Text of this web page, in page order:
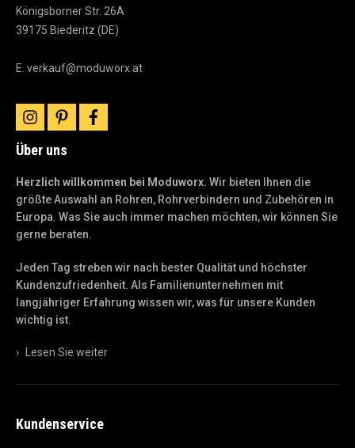
Königsborner Str. 26A
39175 Biederitz (DE)
E. verkauf@moduworx.at
instagram
pinterestfacebook
Über uns
Herzlich willkommen bei Moduworx. Wir bieten Ihnen die
größte Auswahl an Rohren, Rohrverbindern und Zubehören in
Europa. Was Sie auch immer machen möchten, wir können Sie
gerne beraten.
Jeden Tag streben wir nach bester Qualität und höchster
Kundenzufriedenheit. Als Familienunternehmen mit
langjähriger Erfahrung wissen wir, was für unsere Kunden
wichtig ist.
› Lesen Sie weiter
Kundenservice